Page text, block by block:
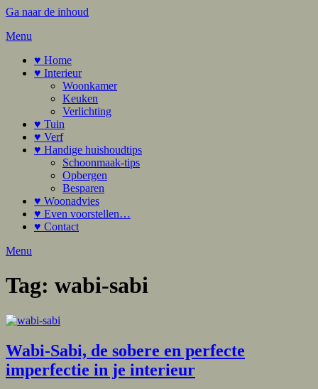
Ga naar de inhoud
Menu
♥ Home
♥ Interieur
Woonkamer
Keuken
Verlichting
♥ Tuin
♥ Verf
♥ Handige huishoudtips
Schoonmaak-tips
Opbergen
Besparen
♥ Woonadvies
♥ Even voorstellen…
♥ Contact
Menu
Tag: wabi-sabi
Wabi-Sabi, de sobere en perfecte
imperfectie in je interieur